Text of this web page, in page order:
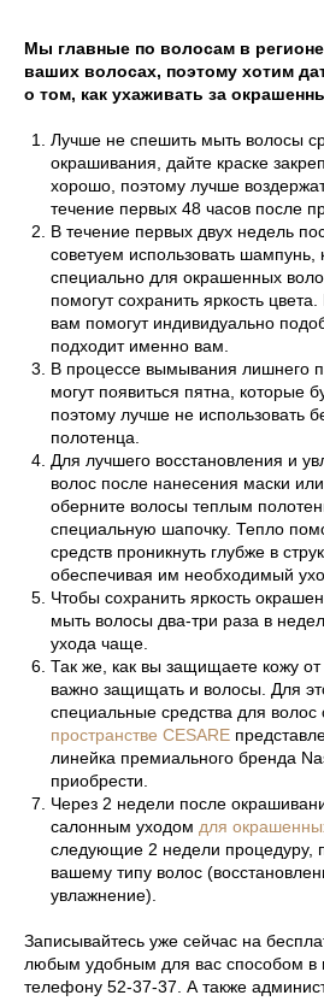
Мы главные по волосам в
ваших волосах, поэтому хотим
о том, как ухаживать за
Лучше не спешить мыть волосы
окрашивания, дайте краске
хорошо, поэтому лучше
течение первых 48 часов после
В течение первых двух недель
советуем использовать шампунь,
специально для окрашенных
помогут сохранить яркость
вам помогут индивидуально
подходит именно вам.
В процессе вымывания лишнего
могут появиться пятна, которые
поэтому лучше не использовать
полотенца.
Для лучшего восстановления и
волос после нанесения маски
оберните волосы теплым
специальную шапочку. Тепло
средств проникнуть глубже в
обеспечивая им необходимый
Чтобы сохранить яркость
мыть волосы два-три раза в
ухода чаще.
Так же, как вы защищаете кожу от
важно защищать и волосы. Для
специальные средства для волос
пространстве CESARE
линейка премиального бренда
приобрести.
Через 2 недели после
салонным уходом для
следующие 2 недели процедуру,
вашему типу волос
увлажнение).
Записывайтесь уже сейчас на
любым удобным для вас способом в
телефону 52-37-37 . А также